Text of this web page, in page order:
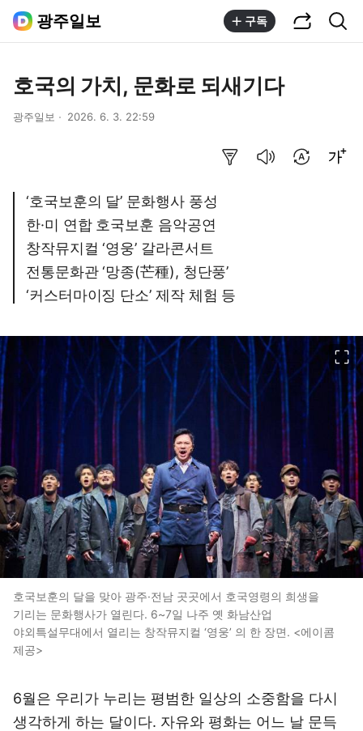
광주일보 구독
호국의 가치, 문화로 되새기다
광주일보 2026. 6. 3. 22:59
‘호국보훈의 달’ 문화행사 풍성
한·미 연합 호국보훈 음악공연
창작뮤지컬 ‘영웅’ 갈라콘서트
전통문화관 ‘망종(芒種), 청단풍’
‘커스터마이징 단소’ 제작 체험 등
호국보훈의 달을 맞아 광주·전남 곳곳에서 호국영령의 희생을
기리는 문화행사가 열린다. 6~7일 나주 옛 화남산업
야외특설무대에서 열리는 창작뮤지컬 ‘영웅’ 의 한 장면. <에이콤
제공>
6월은 우리가 누리는 평범한 일상의 소중함을 다시
생각하게 하는 달이다. 자유와 평화는 어느 날 문득